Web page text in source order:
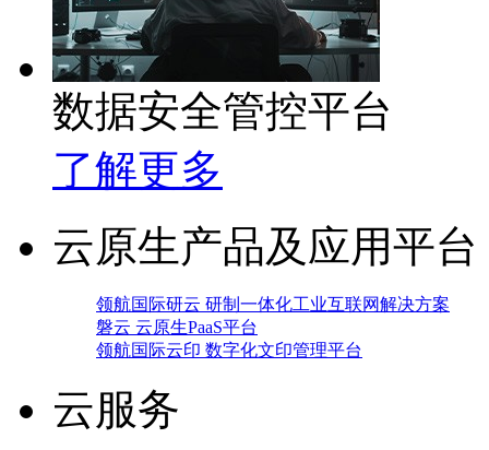
数据安全管控平台
了解更多
云原生产品及应用平台
领航国际研云 研制一体化工业互联网解决方案
磐云 云原生PaaS平台
领航国际云印 数字化文印管理平台
云服务